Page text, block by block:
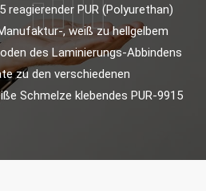
reagierender PUR (Polyurethan)
, weiß zu hellgelbem
des Laminierungs-Abbindens
zu den verschiedenen
Schmelze klebendes PUR-9915